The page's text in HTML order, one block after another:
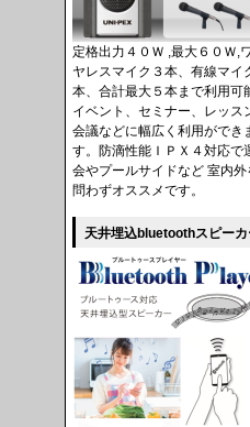
定格出力４０Ｗ ,最大６０Ｗ,
ヤレスマイク３本、有線マイ
本、合計最大５本まで利用可
イベント、セミナー、レッス
会議などに幅広く利用ができ
す。防滴性能ＩＰＸ４対応で
会やプールサイドなど 室内外
問わずオススメです。
天井埋込bluetoothスピーカ